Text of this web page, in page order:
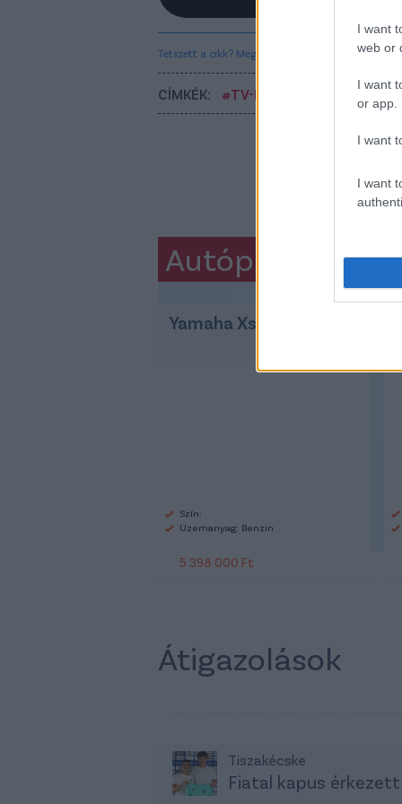
I want
web or
I want
or app.
I want
I want
Tetszett a cikk? Megosztanád?
CÍMKÉK: #TV-MŰSOR
Autópiac
Yamaha Xsr 900
Szín:
Üzemanyag: Benzin
5 398 000 Ft
Átigazolások
Tiszakécske
Fiatal kapus érkezett